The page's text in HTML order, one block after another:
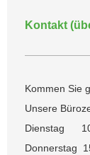
Kontakt
Kommen Sie
Unsere
Dienstag
Donnerstag